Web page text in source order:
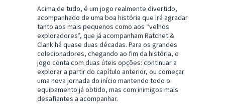
Acima de tudo, é um jogo realmente divertido,
acompanhado de uma boa história que irá agradar
tanto aos mais pequenos como aos “velhos
exploradores”, que já acompanham Ratchet &
Clank há quase duas décadas. Para os grandes
colecionadores, chegando ao fim da história, o
jogo conta com duas úteis opções: continuar a
explorar a partir do capítulo anterior, ou começar
uma nova jornada do início mantendo todo o
equipamento já obtido, mas com inimigos mais
desafiantes a acompanhar.